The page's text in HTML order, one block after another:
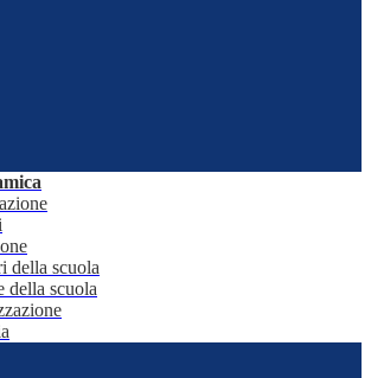
della scuola
della scuola